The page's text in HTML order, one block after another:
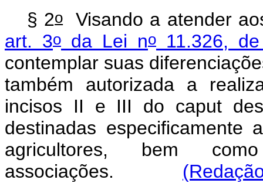
§ 2oVisando a atender
art. 3o da Lei no 11.326,
contemplar suas
também autorizada a
incisos II e III do caput
destinadas especificamente
agricultores, bem
associações.